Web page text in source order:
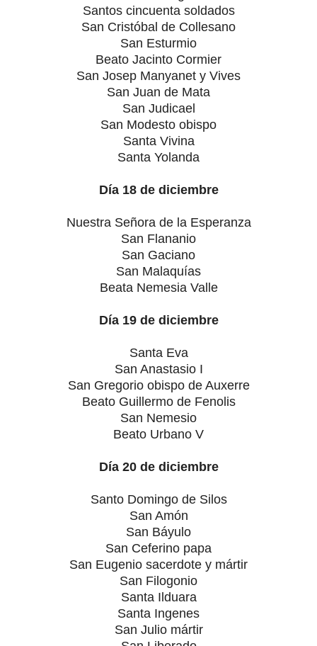
Santos cincuenta soldados
San Cristóbal de Collesano
San Esturmio
Beato Jacinto Cormier
San Josep Manyanet y Vives
San Juan de Mata
San Judicael
San Modesto obispo
Santa Vivina
Santa Yolanda
Día 18 de diciembre
Nuestra Señora de la Esperanza
San Flananio
San Gaciano
San Malaquías
Beata Nemesia Valle
Día 19 de diciembre
Santa Eva
San Anastasio I
San Gregorio obispo de Auxerre
Beato Guillermo de Fenolis
San Nemesio
Beato Urbano V
Día 20 de diciembre
Santo Domingo de Silos
San Amón
San Báyulo
San Ceferino papa
San Eugenio sacerdote y mártir
San Filogonio
Santa Ilduara
Santa Ingenes
San Julio mártir